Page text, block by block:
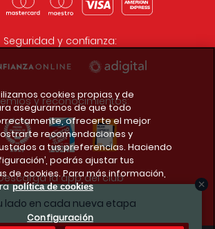
lado en cada nueva etapa
Seguridad y confianza:
y reconocimientos:
la app del club
cookies propias y de
asegurarnos de que todo
ofrecerte el mejor
recomendaciones y
a tus preferencias. Haciendo
podrás ajustar tus
de cookies. Para más información,
política de cookies
Configuración